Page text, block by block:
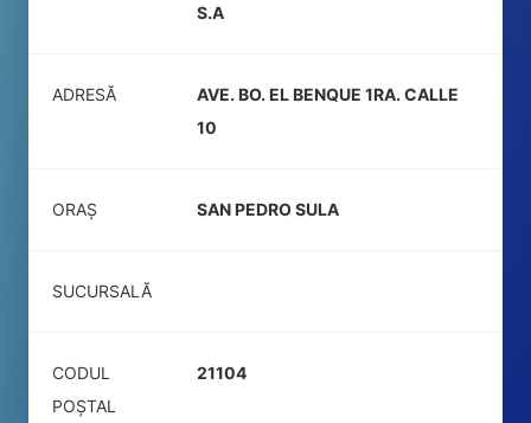
S.A
ADRESĂ
AVE. BO. EL BENQUE 1RA. CALLE
10
ORAȘ SAN PEDRO SULA
SUCURSALĂ
CODUL
POŞTAL
21104